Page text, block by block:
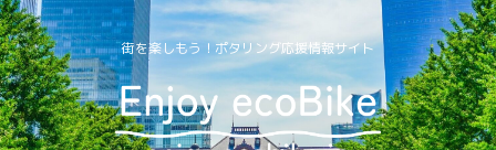
街を楽しもう！ポタリング応援情報サイト